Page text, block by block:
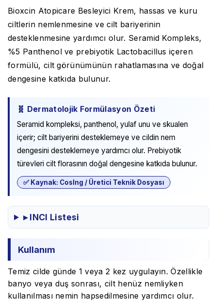
Bioxcin Atopicare Besleyici Krem, hassas ve kuru
ciltlerin nemlenmesine ve cilt bariyerinin
desteklenmesine yardımcı olur. Seramid Kompleks,
%5 Panthenol ve prebiyotik Lactobacillus içeren
formülü, cilt görünümünün rahatlamasına ve doğal
dengesine katkıda bulunur.
🧬 Dermatolojik Formülasyon Özeti
Seramid kompleksi, panthenol, yulaf unu ve skualen
içerir; cilt bariyerini desteklemeye ve cildin nem
dengesini desteklemeye yardımcı olur. Prebiyotik
türevleri cilt florasının doğal dengesine katkıda bulunur.
✅ Kaynak: CosIng / Üretici Teknik Dosyası
▸ INCI Listesi
Kullanım
Temiz cilde günde 1 veya 2 kez uygulayın. Özellikle
banyo veya duş sonrası, cilt henüz nemliyken
kullanılması nemin hapsedilmesine yardımcı olur.